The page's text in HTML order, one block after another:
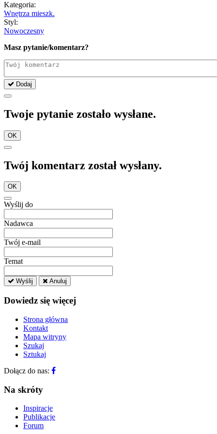
Kategoria:
Wnętrza mieszk.
Styl:
Nowoczesny
Masz pytanie/komentarz?
Dodaj
Twoje pytanie zostało wysłane.
OK
Twój komentarz został wysłany.
OK
Wyślij do
Nadawca
Twój e-mail
Temat
Wyślij Anuluj
Dowiedz się więcej
Strona główna
Kontakt
Mapa witryny
Szukaj
Sztukaj
Dołącz do nas:
Na skróty
Inspiracje
Publikacje
Forum